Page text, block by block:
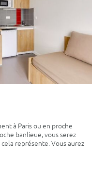
à Paris ou en proche
banlieue, vous serez
représente. Vous aurez